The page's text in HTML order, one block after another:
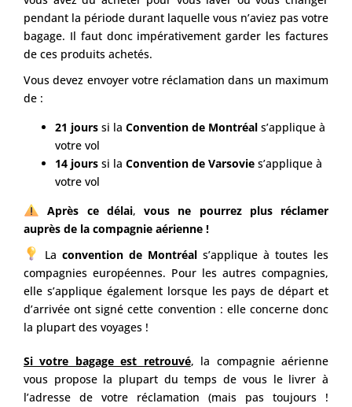
pendant la période durant laquelle vous n’aviez pas votre
bagage. Il faut donc impérativement garder les factures
de ces produits achetés.
Vous devez envoyer votre réclamation dans un maximum
de :
21 jours si la Convention de Montréal s’applique à
votre vol
14 jours si la Convention de Varsovie s’applique à
votre vol
Après ce délai, vous ne pourrez plus réclamer
auprès de la compagnie aérienne !
La convention de Montréal s’applique à toutes les
compagnies européennes. Pour les autres compagnies,
elle s’applique également lorsque les pays de départ et
d’arrivée ont signé cette convention : elle concerne donc
la plupart des voyages !
Si votre bagage est retrouvé, la compagnie aérienne
vous propose la plupart du temps de vous le livrer à
l’adresse de votre réclamation (mais pas toujours !